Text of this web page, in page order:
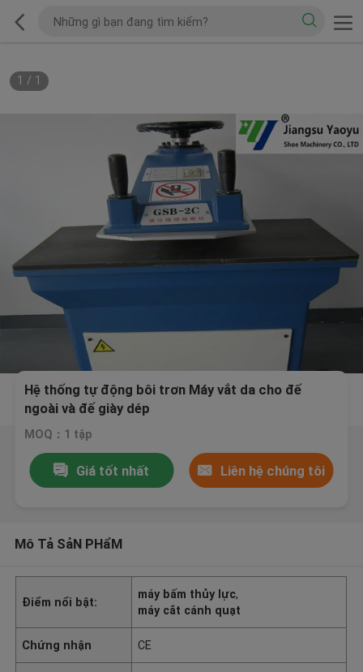
1 / 1
Hệ thống tự động bôi trơn Máy vắt da cho đế
ngoài và đế giày dép
MOQ：1 tập
Giá tốt nhất Liên hệ chúng tôi
Mô Tả SảN PHẩM
Điểm nổi bật:
máy bấm thủy lực,
máy cắt cánh quạt
Chứng nhận CE